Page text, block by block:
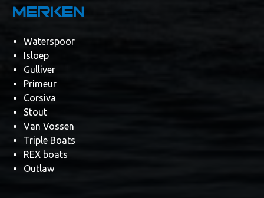
Merken
Waterspoor
Isloep
Gulliver
Primeur
Corsiva
Stout
Van Vossen
Triple Boats
REX boats
Outlaw